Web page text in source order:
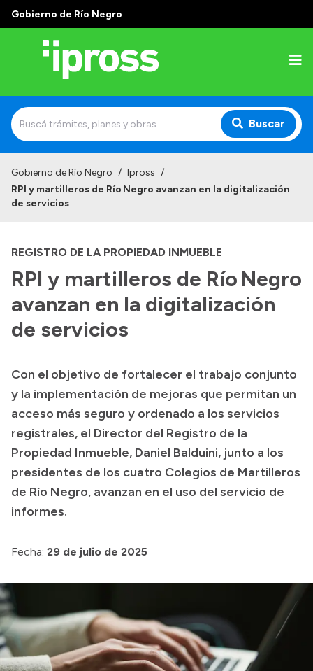
Gobierno de Río Negro
Buscar
Institucional
Autoridades
Delegaciones
Consultorios Propios
Presentación CV
Transparencia
Inversión en Salud
Licitaciones
Consulta de expedientes
Gobierno de Río Negro / Ipross /
RPI y martilleros de Río Negro avanzan en la digitalización
de servicios
REGISTRO DE LA PROPIEDAD INMUEBLE
RPI y martilleros de Río Negro
avanzan en la digitalización
de servicios
Con el objetivo de fortalecer el trabajo conjunto
y la implementación de mejoras que permitan un
acceso más seguro y ordenado a los servicios
registrales, el Director del Registro de la
Propiedad Inmueble, Daniel Balduini, junto a los
presidentes de los cuatro Colegios de Martilleros
de Río Negro, avanzan en el uso del servicio de
informes.
Fecha: 29 de julio de 2025